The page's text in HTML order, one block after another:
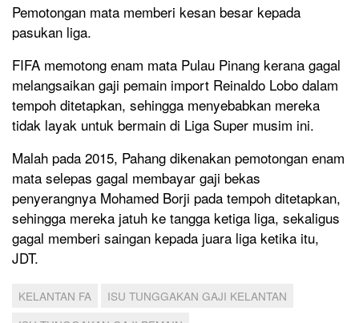
Pemotongan mata memberi kesan besar kepada
pasukan liga.
FIFA memotong enam mata Pulau Pinang kerana gagal
melangsaikan gaji pemain import Reinaldo Lobo dalam
tempoh ditetapkan, sehingga menyebabkan mereka
tidak layak untuk bermain di Liga Super musim ini.
Malah pada 2015, Pahang dikenakan pemotongan enam
mata selepas gagal membayar gaji bekas
penyerangnya Mohamed Borji pada tempoh ditetapkan,
sehingga mereka jatuh ke tangga ketiga liga, sekaligus
gagal memberi saingan kepada juara liga ketika itu,
JDT.
KELANTAN FA
ISU TUNGGAKAN GAJI KELANTAN